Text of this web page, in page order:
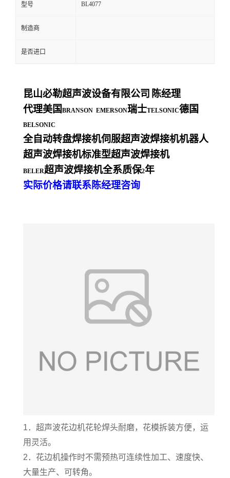
型号 BL4077
制造商
是否进口
昆山必勒超声波设备有限公司 陈经理
代理美国 BRANSON EMERSON瑞士TELSONIC德国
BELSONIC
全自动转盘焊接机伺服超声波焊接机机器人
超声波焊接机标准型超声波焊接机
BELER超声波焊接机全系质保2年
实际价格请联系陈经理咨询
1 ．超声波花边机花轮焊头耐磨，花模拆装方便，运
用灵活。
2 ．花边机操作时不需预热可连续性加工、速度快、
大量生产、可转角。